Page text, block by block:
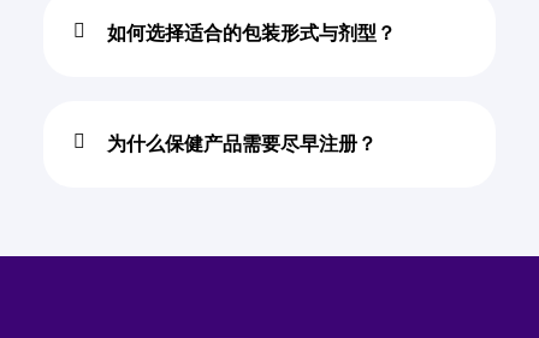
如何选择适合的包装形式与剂型？
为什么保健产品需要尽早注册？